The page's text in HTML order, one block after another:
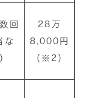
回
な
28万
8,000円
（※2）